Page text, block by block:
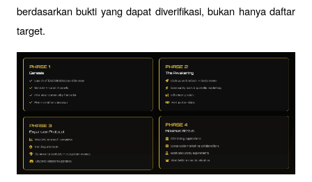
berdasarkan bukti yang dapat diverifikasi, bukan hanya daftar
target.